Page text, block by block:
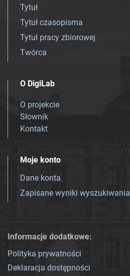
Tytuł
Tytuł czasopisma
Tytuł pracy zbiorowej
Twórca
O DigiLab
O projekcie
Słownik
Kontakt
Moje konto
Dane konta
Zapisane wyniki wyszukiwania
Informacje dodatkowe:
Polityka prywatności
Deklaracja dostępności